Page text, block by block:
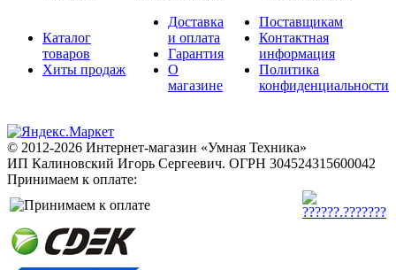
Каталог
товаров
Хиты продаж
Доставка
и оплата
Гарантия
О
магазине
Поставщикам
Контактная
информация
Политика
конфиденциальности
© 2012-2026 Интернет-магазин «Умная Техника»
ИП Калиновский Игорь Сергеевич. ОГРН 304524315600042
Принимаем к оплате: